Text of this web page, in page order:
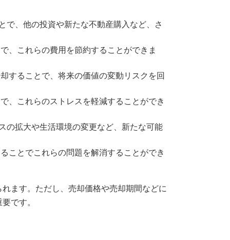
で、他の投資や新たな不動産購入など、さ
、これらの費用を節約することができま
することで、将来の価値の変動リスクを回
、これらのストレスを軽減することができ
の拡大や生活環境の変更など、新たな可能
ことでこれらの問題を解消することができ
ます。ただし、売却価格や売却期間などに
です。